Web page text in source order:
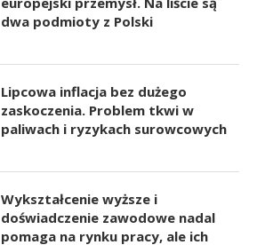
dwa podmioty z Polski
Lipcowa inflacja bez dużego
zaskoczenia. Problem tkwi w
paliwach i ryzykach surowcowych
Wykształcenie wyższe i
doświadczenie zawodowe nadal
pomaga na rynku pracy, ale ich